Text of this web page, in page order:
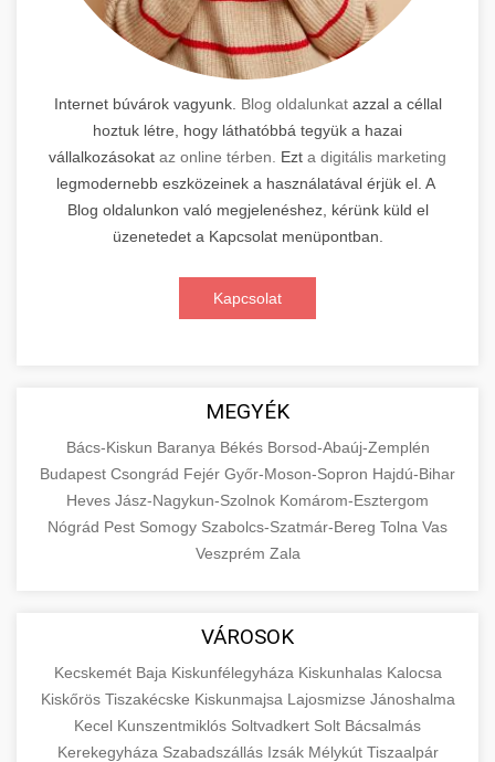
Internet búvárok vagyunk. Blog oldalunkatazzal a céllal
hoztuk létre, hogy láthatóbbá tegyük a hazai
vállalkozásokat az online térben. Ezt a digitális marketing
legmodernebb eszközeinek a használatával érjük el. A
Blog oldalunkon való megjelenéshez, kérünk küld el
üzenetedet a Kapcsolat menüpontban.
Kapcsolat
MEGYÉK
Bács-Kiskun Baranya Békés Borsod-Abaúj-Zemplén
Budapest Csongrád Fejér Győr-Moson-Sopron Hajdú-Bihar
Heves Jász-Nagykun-Szolnok Komárom-Esztergom
Nógrád Pest Somogy Szabolcs-Szatmár-Bereg Tolna Vas
Veszprém Zala
VÁROSOK
Kecskemét Baja Kiskunfélegyháza Kiskunhalas Kalocsa
Kiskőrös Tiszakécske Kiskunmajsa Lajosmizse Jánoshalma
Kecel Kunszentmiklós Soltvadkert Solt Bácsalmás
Kerekegyháza Szabadszállás Izsák Mélykút Tiszaalpár